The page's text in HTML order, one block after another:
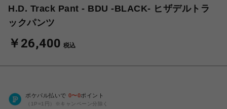
H.D. Track Pant - BDU -BLACK- ヒザデルトラ
ックパンツ
￥26,400 税込
ポケパル払いで 0〜0ポイント
（1P=1円）※キャンペーン分除く